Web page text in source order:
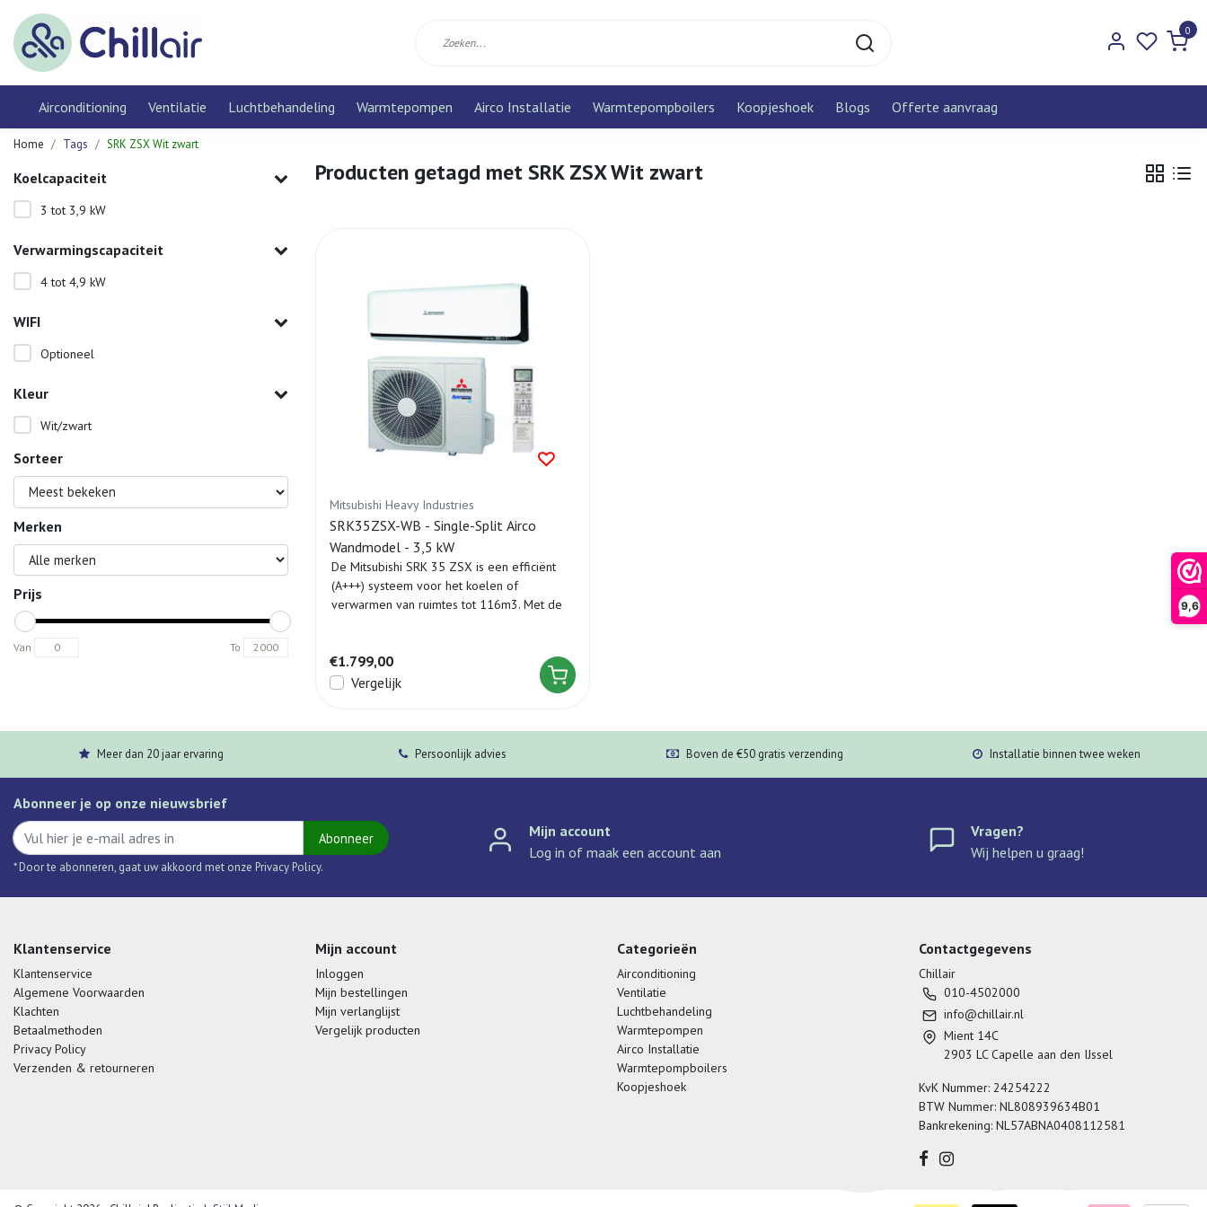
9,6
0
Airconditioning Ventilatie Luchtbehandeling Warmtepompen Airco Installatie Warmtepompboilers Koopjeshoek Blogs Offerte aanvraag
Home Tags SRK ZSX Wit zwart
Koelcapaciteit
3 tot 3,9 kW
Verwarmingscapaciteit
4 tot 4,9 kW
WIFI
Optioneel
Kleur
Wit/zwart
Sorteer
Merken
Prijs
Van To
Producten getagd met SRK ZSX Wit zwart
Mitsubishi Heavy Industries
SRK35ZSX-WB - Single-Split Airco
Wandmodel - 3,5 kW
De Mitsubishi SRK 35 ZSX is een efficiënt
(A+++) systeem voor het koelen of
verwarmen van ruimtes tot 116m3. Met de
€1.799,00
Vergelijk
Meer dan 20 jaar ervaring Persoonlijk advies Boven de €50 gratis verzending Installatie binnen twee weken
Abonneer je op onze nieuwsbrief
Abonneer
* Door te abonneren, gaat uw akkoord met onze Privacy Policy.
Mijn account
Log in of maak een account aan
Vragen?
Wij helpen u graag!
Klantenservice
Klantenservice
Algemene Voorwaarden
Klachten
Betaalmethoden
Privacy Policy
Verzenden & retourneren
Mijn account
Inloggen
Mijn bestellingen
Mijn verlanglijst
Vergelijk producten
Categorieën
Airconditioning
Ventilatie
Luchtbehandeling
Warmtepompen
Airco Installatie
Warmtepompboilers
Koopjeshoek
Contactgegevens
Chillair
010-4502000
info@chillair.nl
Mient 14C
2903 LC Capelle aan den IJssel
KvK Nummer: 24254222
BTW Nummer: NL808939634B01
Bankrekening: NL57ABNA0408112581